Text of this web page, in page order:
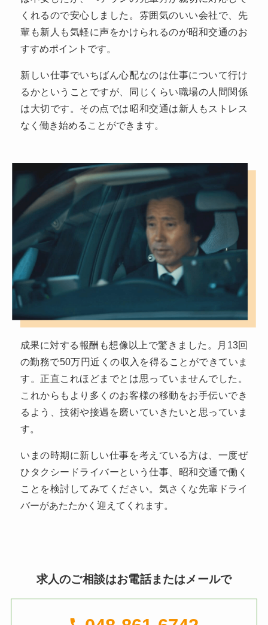
くれるので安心しました。雰囲気のいい会社で、先
輩も新人も気軽に声をかけられるのが昭和交通のお
すすめポイントです。
新しい仕事でいちばん心配なのは仕事について行け
るかということですが、同じくらい職場の人間関係
は大切です。その点では昭和交通は新人もストレス
なく働き始めることができます。
成果に対する報酬も想像以上で驚きました。月13回
の勤務で50万円近くの収入を得ることができていま
す。正直これほどまでとは思っていませんでした。
これからもより多くのお客様の移動をお手伝いでき
るよう、技術や接遇を磨いていきたいと思っていま
す。
いまの時期に新しい仕事を考えている方は、一度ぜ
ひタクシードライバーという仕事、昭和交通で働く
ことを検討してみてください。気さくな先輩ドライ
バーがあたたかく迎えてくれます。
求人のご相談はお電話またはメールで